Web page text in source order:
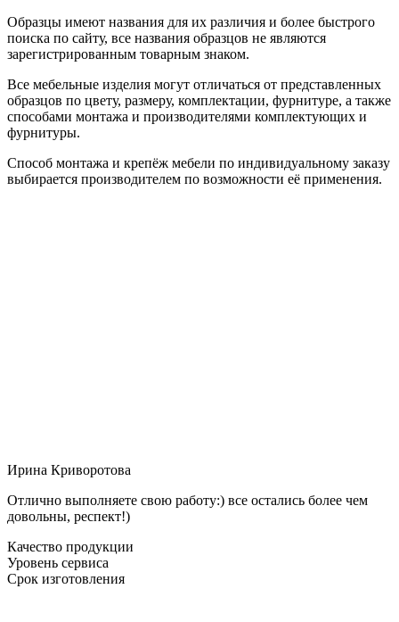
Образцы имеют названия для их различия и более быстрого
поиска по сайту, все названия образцов не являются
зарегистрированным товарным знаком.
Все мебельные изделия могут отличаться от представленных
образцов по цвету, размеру, комплектации, фурнитуре, а также
способами монтажа и производителями комплектующих и
фурнитуры.
Способ монтажа и крепёж мебели по индивидуальному заказу
выбирается производителем по возможности её применения.
Ирина Криворотова
Отлично выполняете свою работу:) все остались более чем
довольны, респект!)
Качество продукции
Уровень сервиса
Срок изготовления